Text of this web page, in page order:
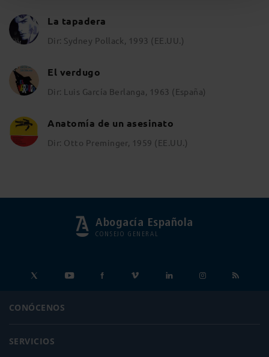
La tapadera
Dir: Sydney Pollack, 1993 (EE.UU.)
El verdugo
Dir: Luis García Berlanga, 1963 (España)
Anatomía de un asesinato
Dir: Otto Preminger, 1959 (EE.UU.)
Abogacía Española
CONSEJO GENERAL
CONÓCENOS
SERVICIOS